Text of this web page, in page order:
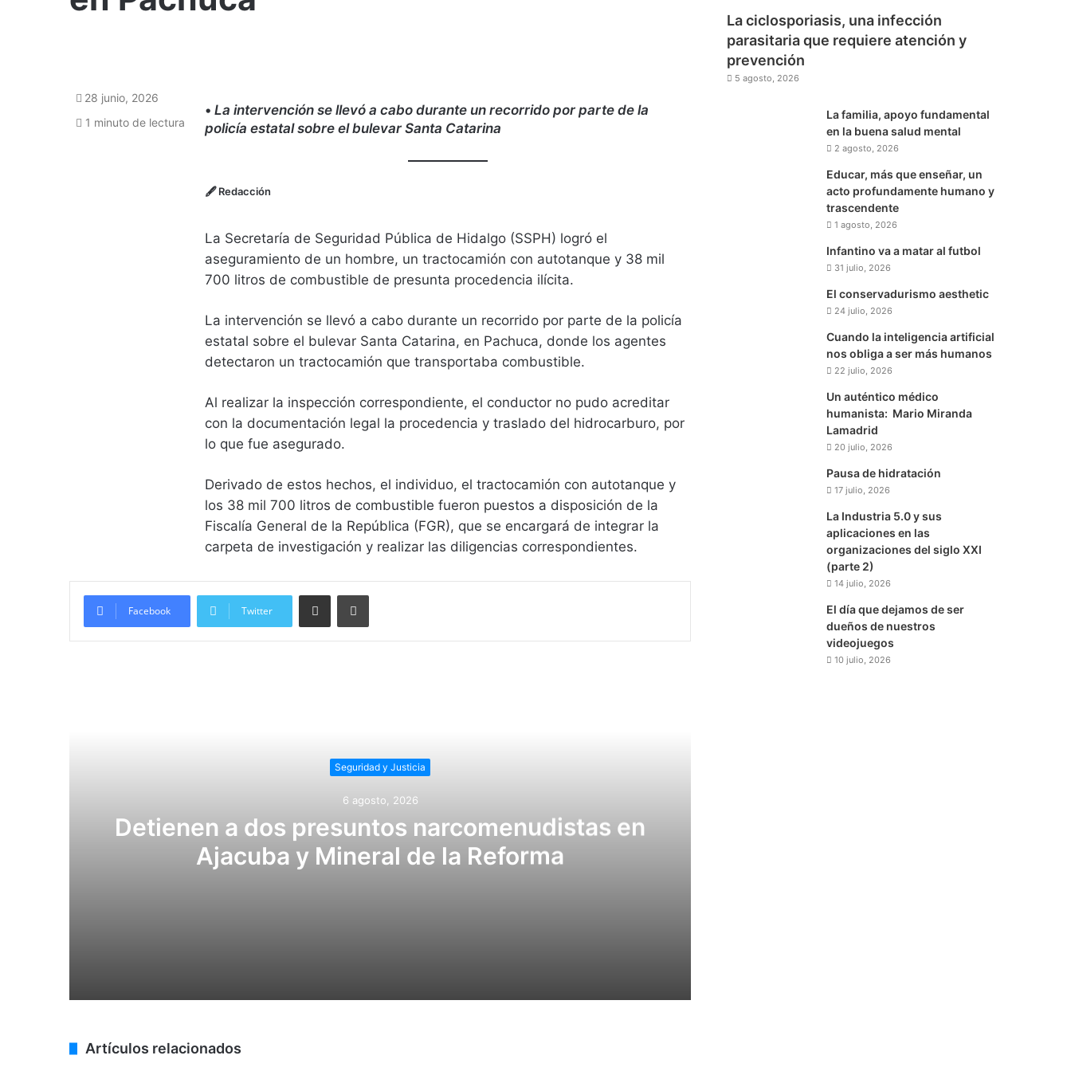
• La intervención se llevó a cabo durante un recorrido por parte de la
policía estatal sobre el bulevar Santa Catarina
🖋Redacción
La Secretaría de Seguridad Pública de Hidalgo (SSPH) logró el
aseguramiento de un hombre, un tractocamión con autotanque y 38 mil
700 litros de combustible de presunta procedencia ilícita.
La intervención se llevó a cabo durante un recorrido por parte de la policía
estatal sobre el bulevar Santa Catarina, en Pachuca, donde los agentes
detectaron un tractocamión que transportaba combustible.
Al realizar la inspección correspondiente, el conductor no pudo acreditar
con la documentación legal la procedencia y traslado del hidrocarburo, por
lo que fue asegurado.
Derivado de estos hechos, el individuo, el tractocamión con autotanque y
los 38 mil 700 litros de combustible fueron puestos a disposición de la
Fiscalía General de la República (FGR), que se encargará de integrar la
carpeta de investigación y realizar las diligencias correspondientes.
28 junio, 2026
1 minuto de lectura
Facebook Twitter
Compartir vía email Imprimir
Seguridad y Justicia
6 agosto, 2026
Detienen a dos presuntos narcomenudistas en
Ajacuba y Mineral de la Reforma
Artículos relacionados
La ciclosporiasis, una infección
parasitaria que requiere atención y
prevención
5 agosto, 2026
La familia, apoyo fundamental
en la buena salud mental
2 agosto, 2026
Educar, más que enseñar, un
acto profundamente humano y
trascendente
1 agosto, 2026
Infantino va a matar al futbol
31 julio, 2026
El conservadurismo aesthetic
24 julio, 2026
Cuando la inteligencia artificial
nos obliga a ser más humanos
22 julio, 2026
Un auténtico médico
humanista: Mario Miranda
Lamadrid
20 julio, 2026
Pausa de hidratación
17 julio, 2026
La Industria 5.0 y sus
aplicaciones en las
organizaciones del siglo XXI
(parte 2)
14 julio, 2026
El día que dejamos de ser
dueños de nuestros
videojuegos
10 julio, 2026